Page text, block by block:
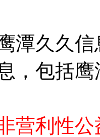
潭久久
，包括
营利性